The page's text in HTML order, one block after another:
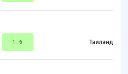
1: 6 Таиланд